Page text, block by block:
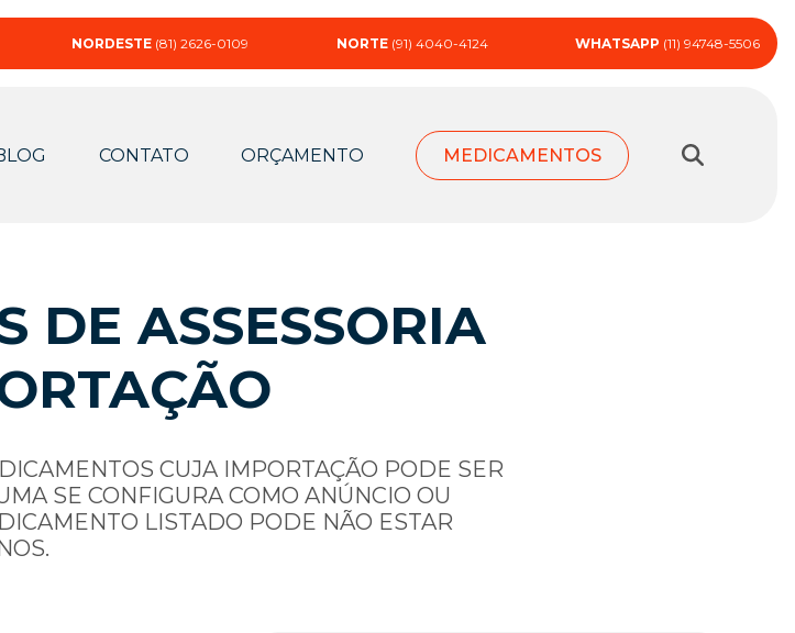
NORDESTE (81) 2626-0109 NORTE (91) 4040-4124 WHATSAPP (11) 94748-5506
CONTATO ORÇAMENTO MEDICAMENTOS
DE ASSESSORIA
CUJA IMPORTAÇÃO PODE SER
SE CONFIGURA COMO ANÚNCIO OU
LISTADO PODE NÃO ESTAR